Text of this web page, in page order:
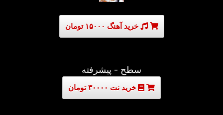
خرید آهنگ ۱۵۰۰۰ تومان
سطح - پیشرفته
خرید نت ۳۰۰۰۰ تومان